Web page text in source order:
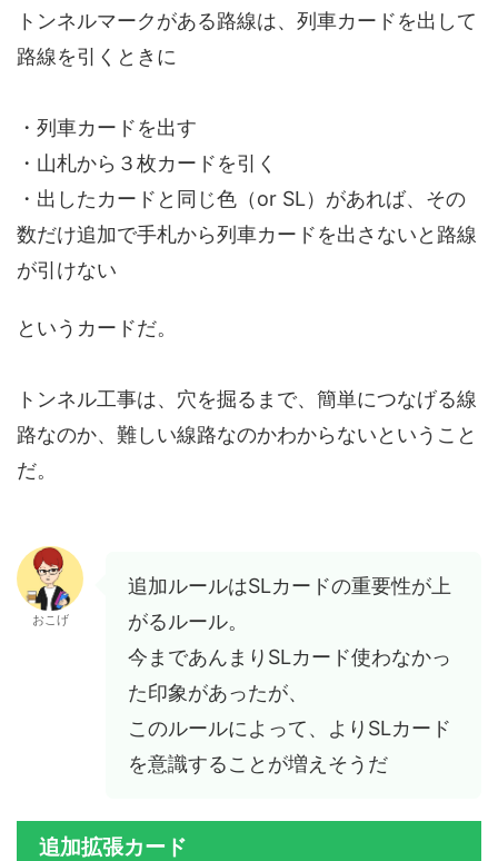
トンネルマークがある路線は、列車カードを出して
路線を引くときに
・列車カードを出す
・山札から３枚カードを引く
・出したカードと同じ色（or SL）があれば、その
数だけ追加で手札から列車カードを出さないと路線
が引けない
というカードだ。
トンネル工事は、穴を掘るまで、簡単につなげる線
路なのか、難しい線路なのかわからないということ
だ。
おこげ
追加ルールはSLカードの重要性が上
がるルール。
今まであんまりSLカード使わなかっ
た印象があったが、
このルールによって、よりSLカード
を意識することが増えそうだ
追加拡張カード